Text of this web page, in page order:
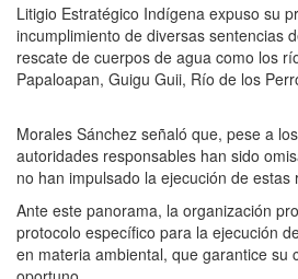
Litigio Estratégico Indígena expuso su
incumplimiento de diversas sentencias
rescate de cuerpos de agua como los
Papaloapan, Guigu Guii, Río de los
Morales Sánchez señaló que, pese a
autoridades responsables han sido
no han impulsado la ejecución de estas
Ante este panorama, la organización
protocolo específico para la ejecución
en materia ambiental, que garantice su